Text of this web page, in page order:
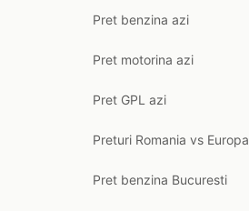
Pret benzina azi
Pret motorina azi
Pret GPL azi
Preturi Romania vs Europa
Pret benzina Bucuresti